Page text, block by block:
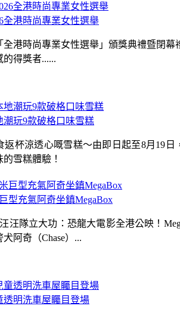
潮玩9款破格口味雪糕
返杯涼透心嘅雪糕～由即日起至8月19
雪糕體驗！
透明洗車屋矚目登場
全港時尚專業女性選舉
全港時尚專業女性選舉」頒獎典禮暨閉
得獎者......
型充氣阿奇坐鎮MegaBox
汪隊立大功：恐龍大電影全港公映！
阿奇（Chase）...